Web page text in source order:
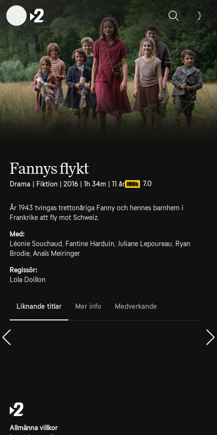
Sök
Fannys flykt
Drama | Fiktion | 2016 | 1h 34m | 11 år 7.0
År 1943 tvingas trettonåriga Fanny och hennes barnhem i
Frankrike att fly mot Schweiz.
Med:
Léonie Souchaud, Fantine Harduin, Juliane Lepoureau, Ryan
Brodie, Anaïs Meiringer
Regissör:
Lola Doillon
Liknande titlar Mer info Medverkande
Allmänna villkor